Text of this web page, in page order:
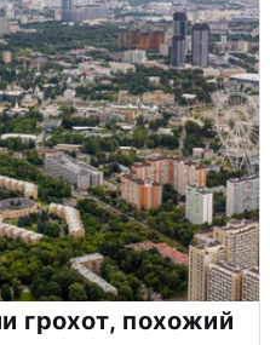
грохот, похожий